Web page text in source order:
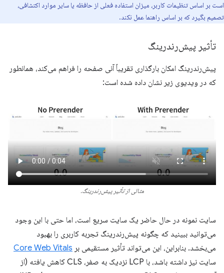
است بر اساس تنظیمات کاربر، میزان استفاده فعلی از حافظه یا سایر موارد اکتشافی،
تصمیم بگیرد که بر اساس راهنما عمل نکند.
تأثیر پیش‌رندرینگ
پیش‌رندرینگ امکان بارگذاری تقریباً آنی صفحه را فراهم می‌کند، همانطور
که در ویدیوی زیر نشان داده شده است:
مثالی از تأثیر پیش‌رندرینگ.
سایت نمونه در حال حاضر یک سایت سریع است، اما حتی با این وجود
می‌توانید ببینید که چگونه پیش‌رندرینگ تجربه کاربری را بهبود
می‌بخشد. بنابراین، این می‌تواند تأثیر مستقیمی بر Core Web Vitals
سایت نیز داشته باشد، با LCP نزدیک به صفر، CLS کاهش یافته (از